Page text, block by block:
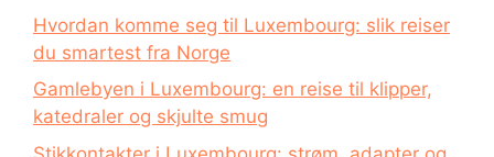
Hvordan komme seg til Luxembourg: slik reiser
du smartest fra Norge
Gamlebyen i Luxembourg: en reise til klipper,
katedraler og skjulte smug